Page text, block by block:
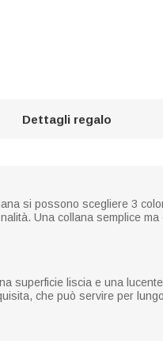
Dettagli regalo
si possono scegliere 3
Una collana semplice
superficie liscia e una
che può servire per